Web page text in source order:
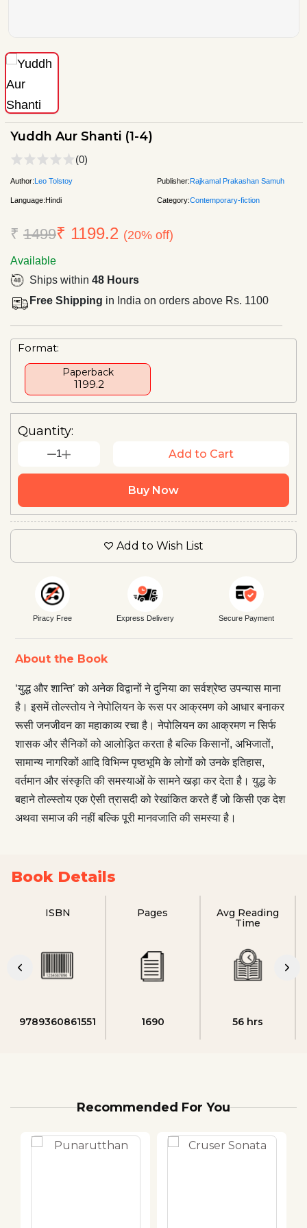
Yuddh Aur Shanti (1-4)
(0)
Author:Leo Tolstoy Publisher:Rajkamal Prakashan Samuh
Language:Hindi Category:Contemporary-fiction
₹ 1499₹ 1199.2 (20% off)
Available
Ships within 48 Hours
Free Shipping in India on orders above Rs. 1100
Format:
Paperback
₹ 1199.2
Quantity:
1 Add to Cart
Buy Now
Add to Wish List
Piracy Free Express Delivery Secure Payment
About the Book
‘युद्ध और शान्ति’ को अनेक विद्वानों ने दुनिया का सर्वश्रेष्ठ उपन्यास माना
है। इसमें तोल्स्तोय ने नेपोलियन के रूस पर आक्रमण को आधार बनाकर
रूसी जनजीवन का महाकाव्य रचा है। नेपोलियन का आक्रमण न सिर्फ
शासक और सैनिकों को आलोड़ित करता है बल्कि किसानों, अभिजातों,
सामान्य नागरिकों आदि विभिन्न पृष्ठभूमि के लोगों को उनके इतिहास,
वर्तमान और संस्कृति की समस्याओं के सामने खड़ा कर देता है। युद्ध के
बहाने तोल्स्तोय एक ऐसी त्रासदी को रेखांकित करते हैं जो किसी एक देश
अथवा समाज की नहीं बल्कि पूरी मानवजाति की समस्या है।
Book Details
ISBN
9789360861551
Pages
1690
Avg Reading
Time
56 hrs
Recommended For You